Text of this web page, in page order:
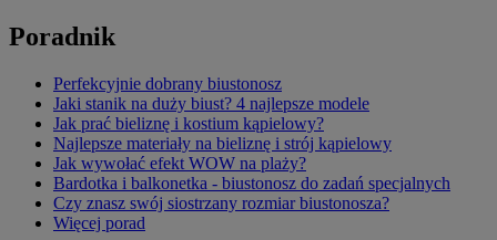
Poradnik
Perfekcyjnie dobrany biustonosz
Jaki stanik na duży biust? 4 najlepsze modele
Jak prać bieliznę i kostium kąpielowy?
Najlepsze materiały na bieliznę i strój kąpielowy
Jak wywołać efekt WOW na plaży?
Bardotka i balkonetka - biustonosz do zadań specjalnych
Czy znasz swój siostrzany rozmiar biustonosza?
Więcej porad